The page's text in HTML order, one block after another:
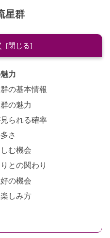
星群
力
の基本情報
の魅力
られる確率
さ
む機会
との関わり
の機会
しみ方